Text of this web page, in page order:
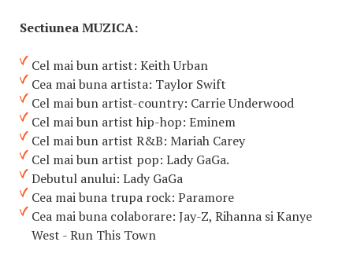
Sectiunea MUZICA:
Cel mai bun artist: Keith Urban
Cea mai buna artista: Taylor Swift
Cel mai bun artist-country: Carrie Underwood
Cel mai bun artist hip-hop: Eminem
Cel mai bun artist R&B: Mariah Carey
Cel mai bun artist pop: Lady GaGa.
Debutul anului: Lady GaGa
Cea mai buna trupa rock: Paramore
Cea mai buna colaborare: Jay-Z, Rihanna si Kanye
West - Run This Town